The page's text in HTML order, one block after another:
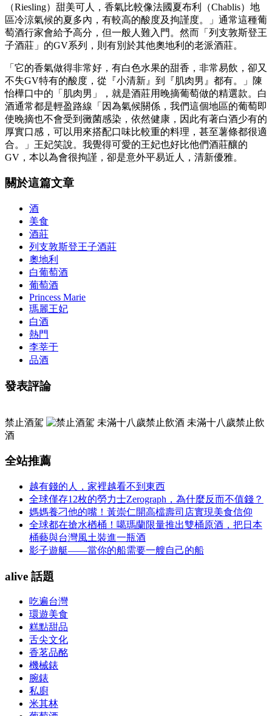
（Riesling）甜美可人，香氣比較像法國夏布利（Chablis）地
區冷涼氣候的夏多內，有較高的酸度及拘謹度。」通常這種葡
萄酒行家會給予高分，但一般人難入門。然而「列支敦斯登王
子酒莊」的GV系列，則有別於其他奧地利的老派酒莊。
「它的香氣做得非常好，有白色水果的甜香，非常易飲，卻又
不失GV特有的酸度，從『小清新』到『肌肉男』都有。」陳
怡樺口中的「肌肉男」，就是酒莊用晚摘葡萄做的精選款。白
酒通常都是輕盈路線「因為氣候關係，我們這個地區的葡萄即
使晚摘也不會受到黴菌感染，依然健康，因此有著白酒少有的
厚實口感，可以用來搭配口味比較重的料理，甚至薯條都很適
合。」王妃笑說。我覺得可愛的王妃也好比他們酒莊釀的
GV，本以為會很拘謹，卻是意外平易近人，清新優雅。
關於這篇文章
酒
美食
酒莊
列支敦斯登王子酒莊
奧地利
白葡萄酒
葡萄酒
Princess Marie
瑪麗王妃
白酒
熱門
李莘于
品酒
發表評論
禁止酒駕
未滿十八歲禁止飲
酒
全站推薦
越有錢的人，家裡越看不到東西
全球僅存12枚的勞力士Zerograph，為什麼反而不值錢？
媽媽養刁他的嘴！黃崇仁開高檔壽司店實現美食信仰
全球都在搶水楢桶！噶瑪蘭限量推出雙桶原酒，把日本
桶藝與台灣風土裝進一瓶酒
影子遊艇——當你的船需要一艘自己的船
alive 話題
吃遍台灣
環遊美食
糕點甜品
舌尖文化
香茗品酩
機械錶
腕錶
私廚
米其林